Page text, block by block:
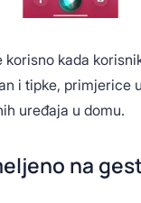
kada
i tipke, primjerice
uređaja u domu.
na